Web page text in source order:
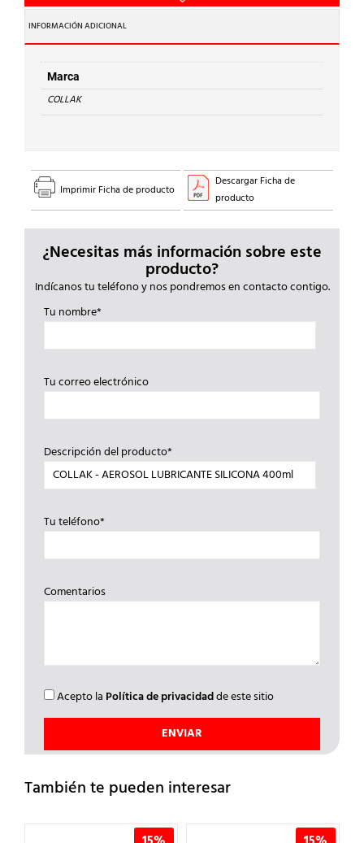
LUBRICANTE
SILICONA
400ml
cantidad
INFORMACIÓN ADICIONAL
Marca
COLLAK
Imprimir Ficha de producto
Descargar Ficha de
producto
¿Necesitas más información sobre este
producto?
Indícanos tu teléfono y nos pondremos en contacto contigo.
Tu nombre*
Tu correo electrónico
Descripción del producto*
Tu teléfono*
Comentarios
Acepto la Política de privacidadde este sitio
También te pueden interesar